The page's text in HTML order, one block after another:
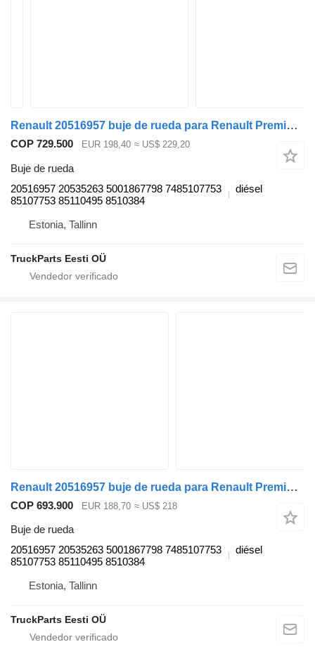
Renault 20516957 buje de rueda para Renault Premium, Premium 2 (1996-2014) cabeza tractora
COP 729.500 EUR 198,40 ≈ US$ 229,20
Buje de rueda
20516957 20535263 5001867798 7485107753
85107753 85110495 8510384
diésel
Estonia, Tallinn
TruckParts Eesti OÜ
Renault 20516957 buje de rueda para Renault Premium, Premium 2 (1996-2014) cabeza tractora
COP 693.900 EUR 188,70 ≈ US$ 218
Buje de rueda
20516957 20535263 5001867798 7485107753
85107753 85110495 8510384
diésel
Estonia, Tallinn
TruckParts Eesti OÜ